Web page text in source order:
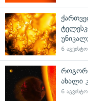
6
როგორ
ახალი
6